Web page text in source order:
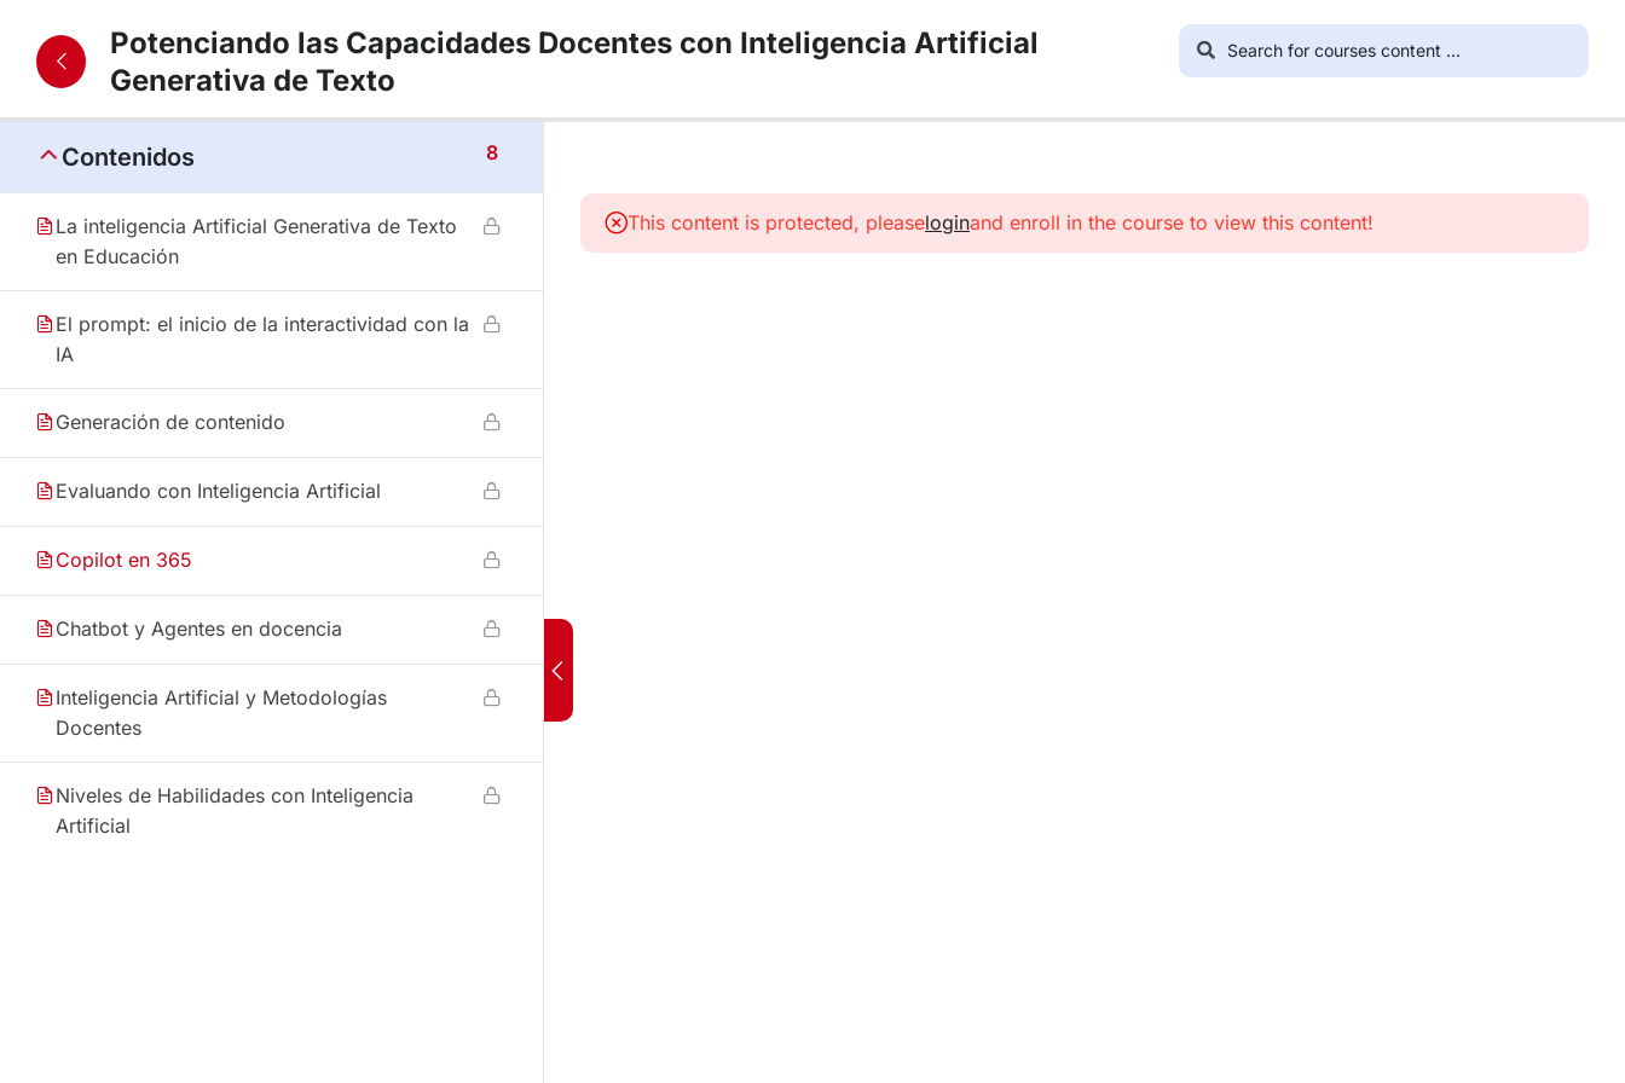
Contenidos 8
La inteligencia Artificial Generativa de Texto
en Educación
El prompt: el inicio de la interactividad con la
IA
Generación de contenido
Evaluando con Inteligencia Artificial
Copilot en 365
Chatbot y Agentes en docencia
Inteligencia Artificial y Metodologías
Docentes
Niveles de Habilidades con Inteligencia
Artificial
Potenciando las Capacidades Docentes con Inteligencia Artificial
Generativa de Texto
This content is protected, pleaseloginand enroll in the course to view this content!